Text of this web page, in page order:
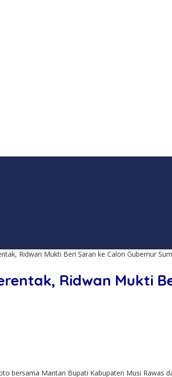
Ridwan Mukti Beri Saran ke Calon Gubernur
Ridwan Mukti